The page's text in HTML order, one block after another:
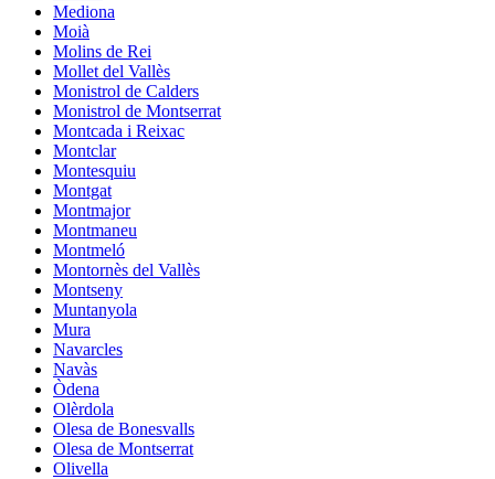
Mediona
Moià
Molins de Rei
Mollet del Vallès
Monistrol de Calders
Monistrol de Montserrat
Montcada i Reixac
Montclar
Montesquiu
Montgat
Montmajor
Montmaneu
Montmeló
Montornès del Vallès
Montseny
Muntanyola
Mura
Navarcles
Navàs
Òdena
Olèrdola
Olesa de Bonesvalls
Olesa de Montserrat
Olivella